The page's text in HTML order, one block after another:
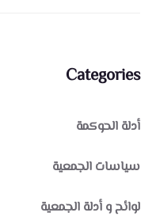
Categories
أدلة الحوكمة
سياسات الجمعية
لوائح و أدلة الجمعية